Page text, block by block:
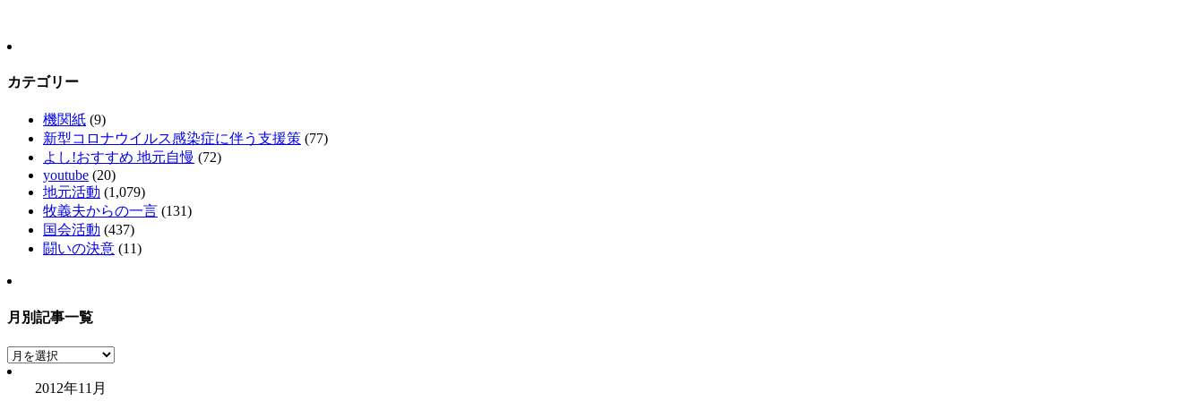
カテゴリー
機関紙 (9)
新型コロナウイルス感染症に伴う支援策 (77)
よし!おすすめ 地元自慢 (72)
youtube (20)
地元活動 (1,079)
牧義夫からの一言 (131)
国会活動 (437)
闘いの決意 (11)
月別記事一覧
月
別
2012年11月